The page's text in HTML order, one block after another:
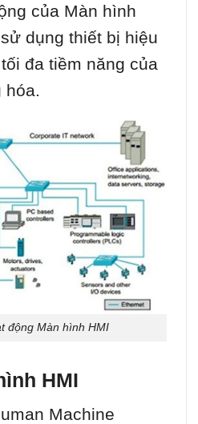
của Màn hình
dụng thiết bị hiệu
đa tiềm năng của
hóa.
động Màn hình HMI
HMI
Machine